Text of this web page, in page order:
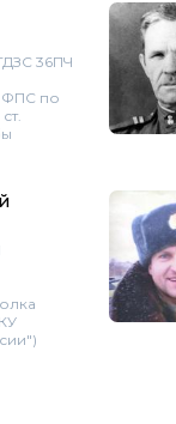
36ПЧ
ФПС по